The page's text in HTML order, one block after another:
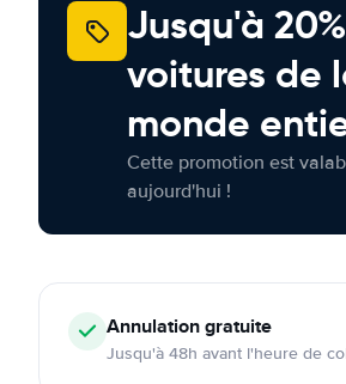
Jusqu'à
voitures de
monde
Cette promotion est
aujourd'hui !
Annulationgratuite
Jusqu'à 48h avant l'heure de